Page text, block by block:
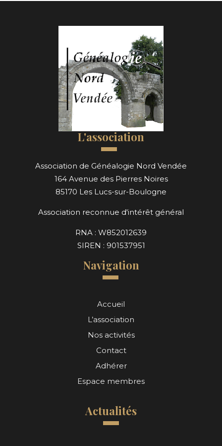
L'association
Association de Généalogie Nord Vendée
164 Avenue des Pierres Noires
85170 Les Lucs-sur-Boulogne
Association reconnue d'intérêt général
RNA : W852012639
SIREN : 901537951
Navigation
Accueil
L’association
Nos activités
Contact
Adhérer
Espace membres
Actualités